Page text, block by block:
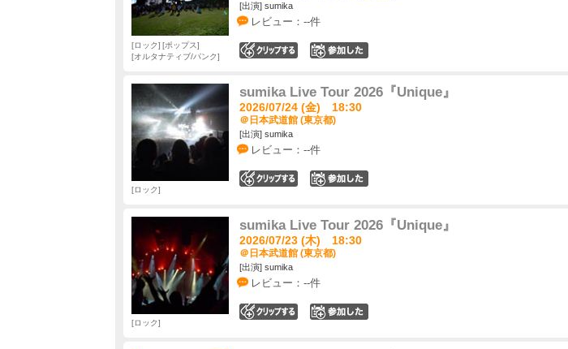
[出演] sumika
レビュー：--件
ロック
ポップス
オルタナティブ/パンク
sumika Live Tour 2026『Unique』
2026/07/24 (金) 18:30
＠日本武道館 (東京都)
[出演] sumika
レビュー：--件
ロック
sumika Live Tour 2026『Unique』
2026/07/23 (木) 18:30
＠日本武道館 (東京都)
[出演] sumika
レビュー：--件
ロック